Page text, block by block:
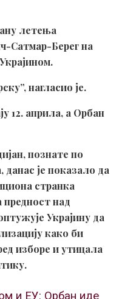
летења
Сатмар-Берег на
нагласио је.
12. априла, а Орбан
познате по
је показало да
странка
предност над
Украјину да
како би
изборе и утицала
и ЕУ: Орбан иде